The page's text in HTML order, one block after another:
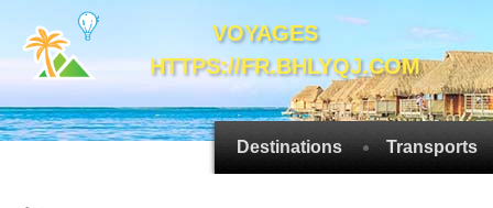
VOYAGES
HTTPS://FR.BHLYQJ.COM
Destinations Transports